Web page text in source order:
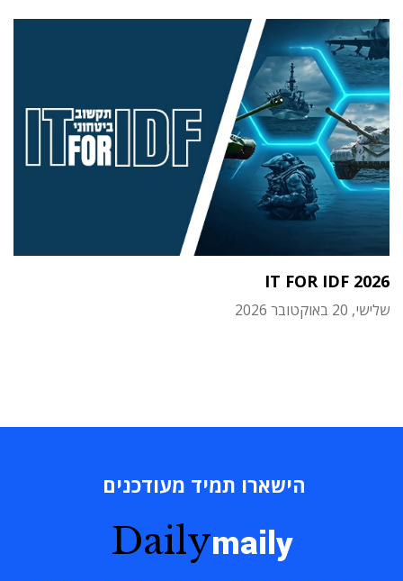
IT FOR IDF 2026
שלישי, 20 באוקטובר 2026
הישארו תמיד מעודכנים
Dailymaily